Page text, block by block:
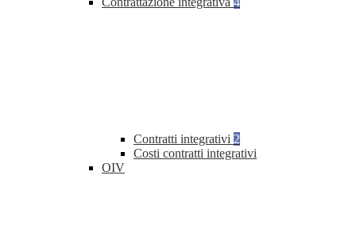
Contratti integrativi 2
Costi contratti integrativi
OIV